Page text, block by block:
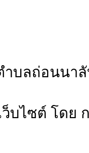
บลถ่อนนา
บไซต์ โดย